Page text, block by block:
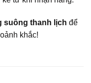
suông thanh lịch để
khắc!